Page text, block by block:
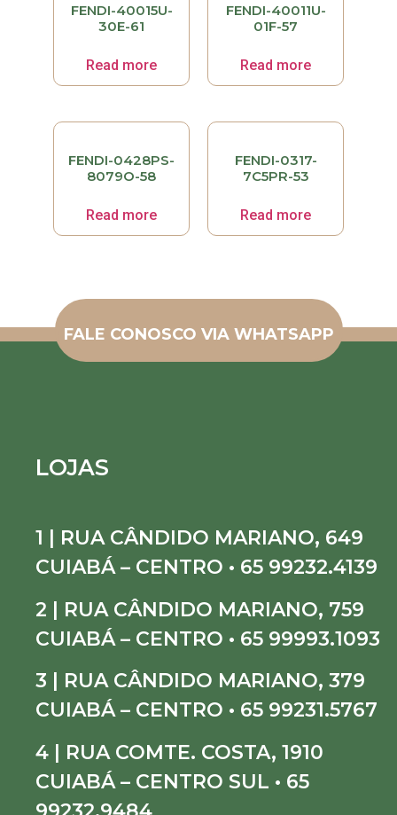
FENDI-40015U-
30E-61
Read more
FENDI-40011U-
01F-57
Read more
FENDI-0428PS-
8079O-58
Read more
FENDI-0317-
7C5PR-53
Read more
FALE CONOSCO VIA WHATSAPP
LOJAS
1 | RUA CÂNDIDO MARIANO, 649
CUIABÁ – CENTRO • 65 99232.4139
2 | RUA CÂNDIDO MARIANO, 759
CUIABÁ – CENTRO • 65 99993.1093
3 | RUA CÂNDIDO MARIANO, 379
CUIABÁ – CENTRO • 65 99231.5767
4 | RUA COMTE. COSTA, 1910
CUIABÁ – CENTRO SUL • 65